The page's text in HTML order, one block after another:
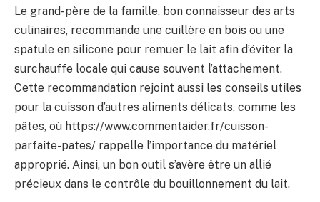
Le grand-père de la famille, bon connaisseur des arts
culinaires, recommande une cuillère en bois ou une
spatule en silicone pour remuer le lait afin d’éviter la
surchauffe locale qui cause souvent l’attachement.
Cette recommandation rejoint aussi les conseils utiles
pour la cuisson d’autres aliments délicats, comme les
pâtes, où https://www.commentaider.fr/cuisson-
parfaite-pates/ rappelle l’importance du matériel
approprié. Ainsi, un bon outil s’avère être un allié
précieux dans le contrôle du bouillonnement du lait.